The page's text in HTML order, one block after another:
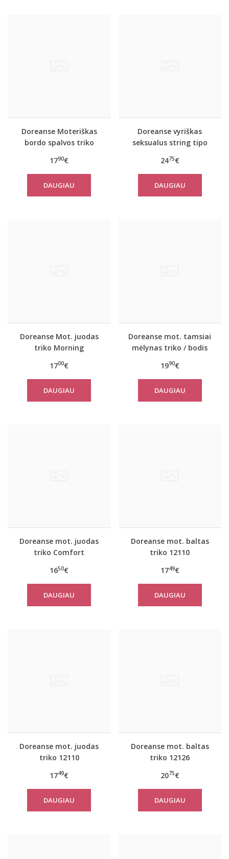
Doreanse Moteriškas
bordo spalvos triko
1790€
DAUGIAU
Doreanse vyriškas
seksualus string tipo
2475€
DAUGIAU
Doreanse Mot. juodas
triko Morning
1700€
DAUGIAU
Doreanse mot. tamsiai
mėlynas triko / bodis
1990€
DAUGIAU
Doreanse mot. juodas
triko Comfort
1650€
DAUGIAU
Doreanse mot. baltas
triko 12110
1749€
DAUGIAU
Doreanse mot. juodas
triko 12110
1749€
DAUGIAU
Doreanse mot. baltas
triko 12126
2075€
DAUGIAU